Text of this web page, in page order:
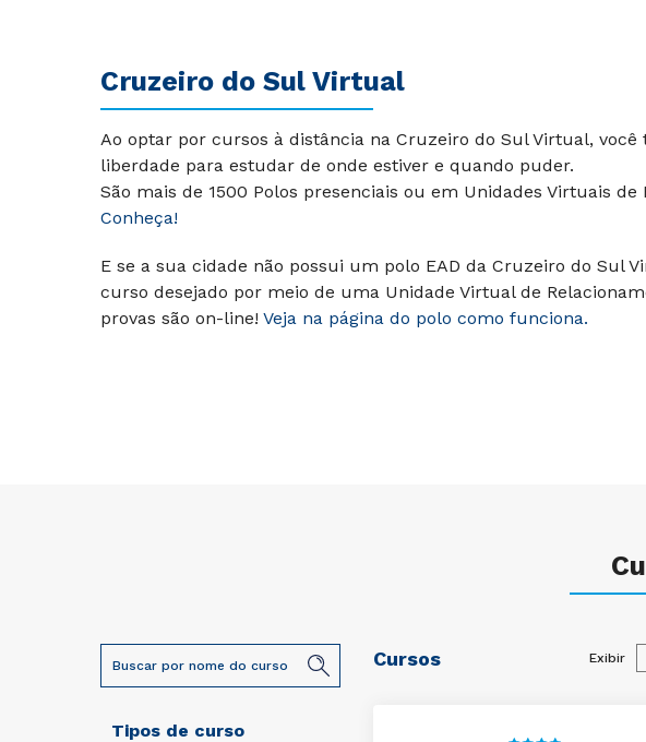
Cruzeiro do Sul Virtual
Ao optar por cursos à distância na Cruzeiro do Sul Virtual,
liberdade para estudar de onde estiver e quando puder.
São mais de 1500 Polos presenciais ou em Unidades Virtuais
Conheça!
E se a sua cidade não possui um polo EAD da Cruzeiro do Sul
curso desejado por meio de uma Unidade Virtual de
provas são on-line! Veja na página do polo como funciona.
Tipos de curso
Cursos Exibir